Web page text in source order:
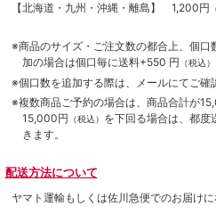
【北海道・九州・沖縄・離島】 1,200円
※商品のサイズ・ご注文数の都合上、個
加の場合は個口毎に送料+550 円 （税込）
※個口数を追加する際は、メールにてご確
※複数商品ご予約の場合は、商品合計が
15,000円 （税込） を下回る場合は、都度
きます。
配送方法について
ヤマト運輸もしくは佐川急便でのお届けに